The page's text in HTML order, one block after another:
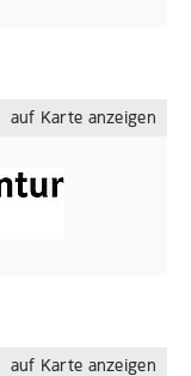
auf Karte anzeigen
auf Karte anzeigen